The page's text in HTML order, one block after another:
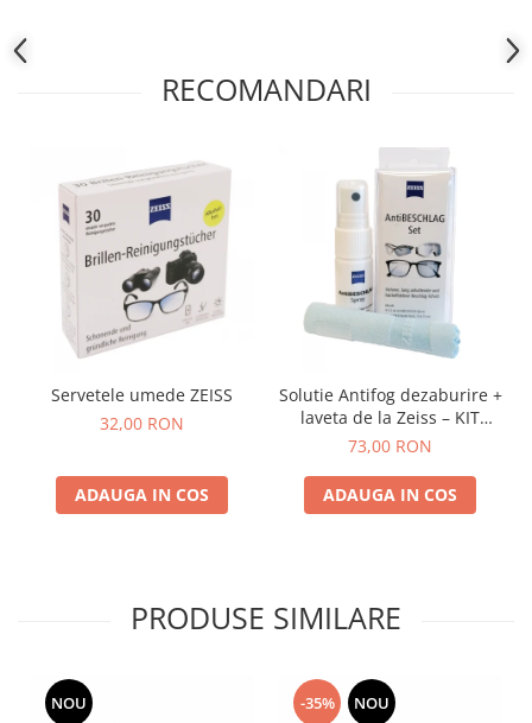
RECOMANDARI
Servetele umede ZEISS
32,00 RON
ADAUGA IN COS
Solutie Antifog dezaburire +
laveta de la Zeiss – KIT
COMPLET
73,00 RON
ADAUGA IN COS
PRODUSE SIMILARE
NOU -35% NOU